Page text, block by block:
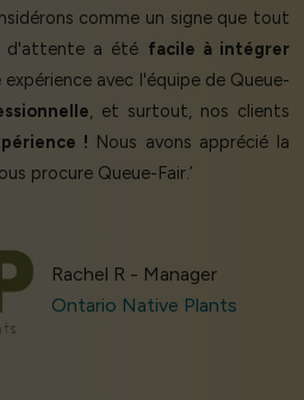
comme un signe que tout
d'attente a été facile à intégrer
avec l'équipe de Queue-
, et surtout, nos clients
! Nous avons apprécié la
procure Queue-Fair.’
Rachel R - Manager
Ontario Native Plants